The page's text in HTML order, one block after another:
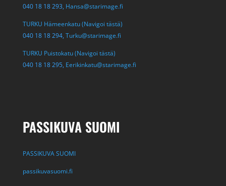
040 18 18 293, Hansa@starimage.fi
TURKU Hämeenkatu (Navigoi tästä)
040 18 18 294, Turku@starimage.fi
TURKU Puistokatu (Navigoi tästä)
040 18 18 295, Eerikinkatu@starimage.fi
PASSIKUVA SUOMI
PASSIKUVA SUOMI
passikuvasuomi.fi